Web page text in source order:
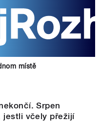
místě
Srpen
jestli včely přežijí